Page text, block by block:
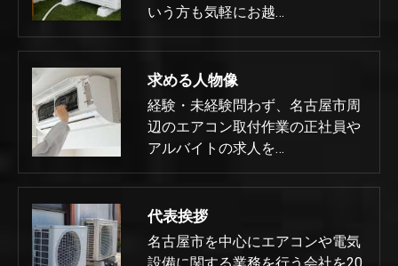
いう方も気軽にお越…
求める人物像
経験・未経験問わず、名古屋市周
辺のエアコン取付作業の正社員や
アルバイトの求人を…
代表挨拶
名古屋市を中心にエアコンや電気